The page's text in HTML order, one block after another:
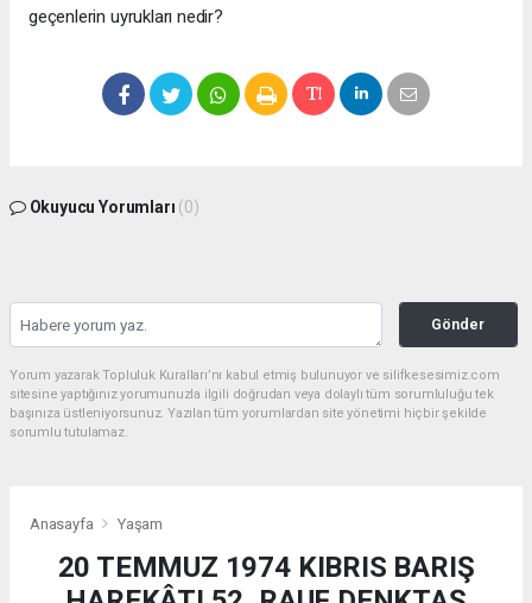
geçenlerin uyrukları nedir?
Okuyucu Yorumları (0)
Gönder
Yorum yazarak Topluluk Kuralları’nı kabul etmiş bulunuyor ve silifkesesimiz.com
sitesine yaptığınız yorumunuzla ilgili doğrudan veya dolaylı tüm sorumluluğu tek
başınıza üstleniyorsunuz. Yazılan tüm yorumlardan site yönetimi hiçbir şekilde
sorumlu tutulamaz.
Anasayfa Yaşam
20 TEMMUZ 1974 KIBRIS BARIŞ